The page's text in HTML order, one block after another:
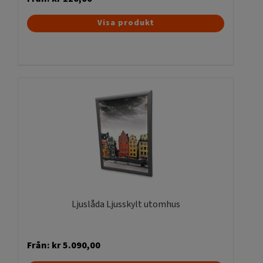
Den
här
varianter.
De
olika
alternativen
kan
väljas
på
Visa produkt
Ljuslåda Ljusskylt utomhus
Från: kr5.090,00